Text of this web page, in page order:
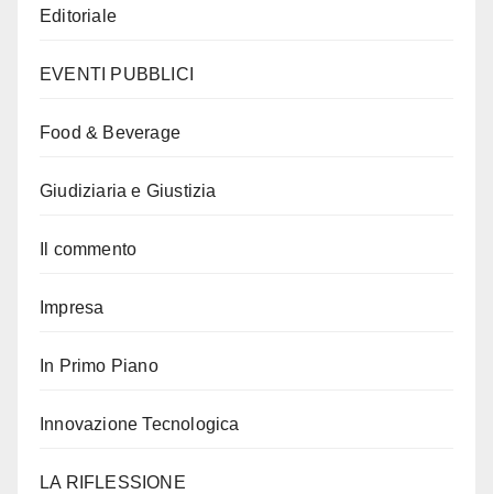
Editoriale
EVENTI PUBBLICI
Food & Beverage
Giudiziaria e Giustizia
Il commento
Impresa
In Primo Piano
Innovazione Tecnologica
LA RIFLESSIONE